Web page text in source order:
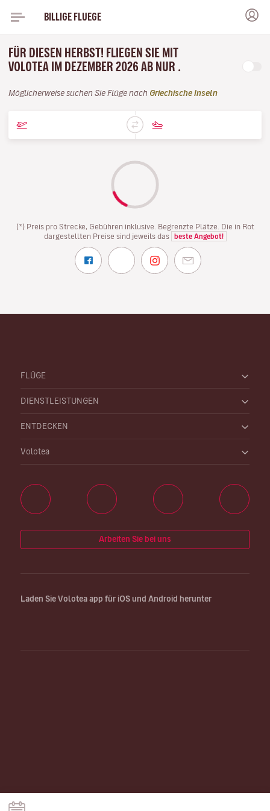
BILLIGE FLUEGE
FÜR DIESEN HERBST! FLIEGEN SIE MIT
VOLOTEA IM DEZEMBER 2026 AB NUR .
Möglicherweise suchen Sie Flüge nach Griechische Inseln
(*) Preis pro Strecke, Gebühren inklusive. Begrenzte Plätze. Die in Rot
dargestellten Preise sind jeweils das
beste Angebot!
FLÜGE
DIENSTLEISTUNGEN
ENTDECKEN
Volotea
Arbeiten Sie bei uns
Laden Sie Volotea app für iOS und Android herunter